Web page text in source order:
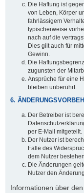
Die Haftung ist
von Leben, Körper
fahrlässigem
typischerweise
nach auf die
Dies gilt auch für
Gewinn.
Die
zugunsten der
Ansprüche für eine
bleiben unberührt.
6.
Der Betreiber ist
per E-Mail mitgeteilt.
Der Nutzer ist
Falle des
dem Nutzer
Die Änderungen
Nutzer den
Informationen über